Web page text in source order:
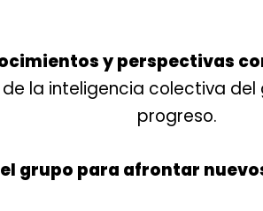
y perspectivas
la inteligencia colectiva
progreso.
grupo para afrontar